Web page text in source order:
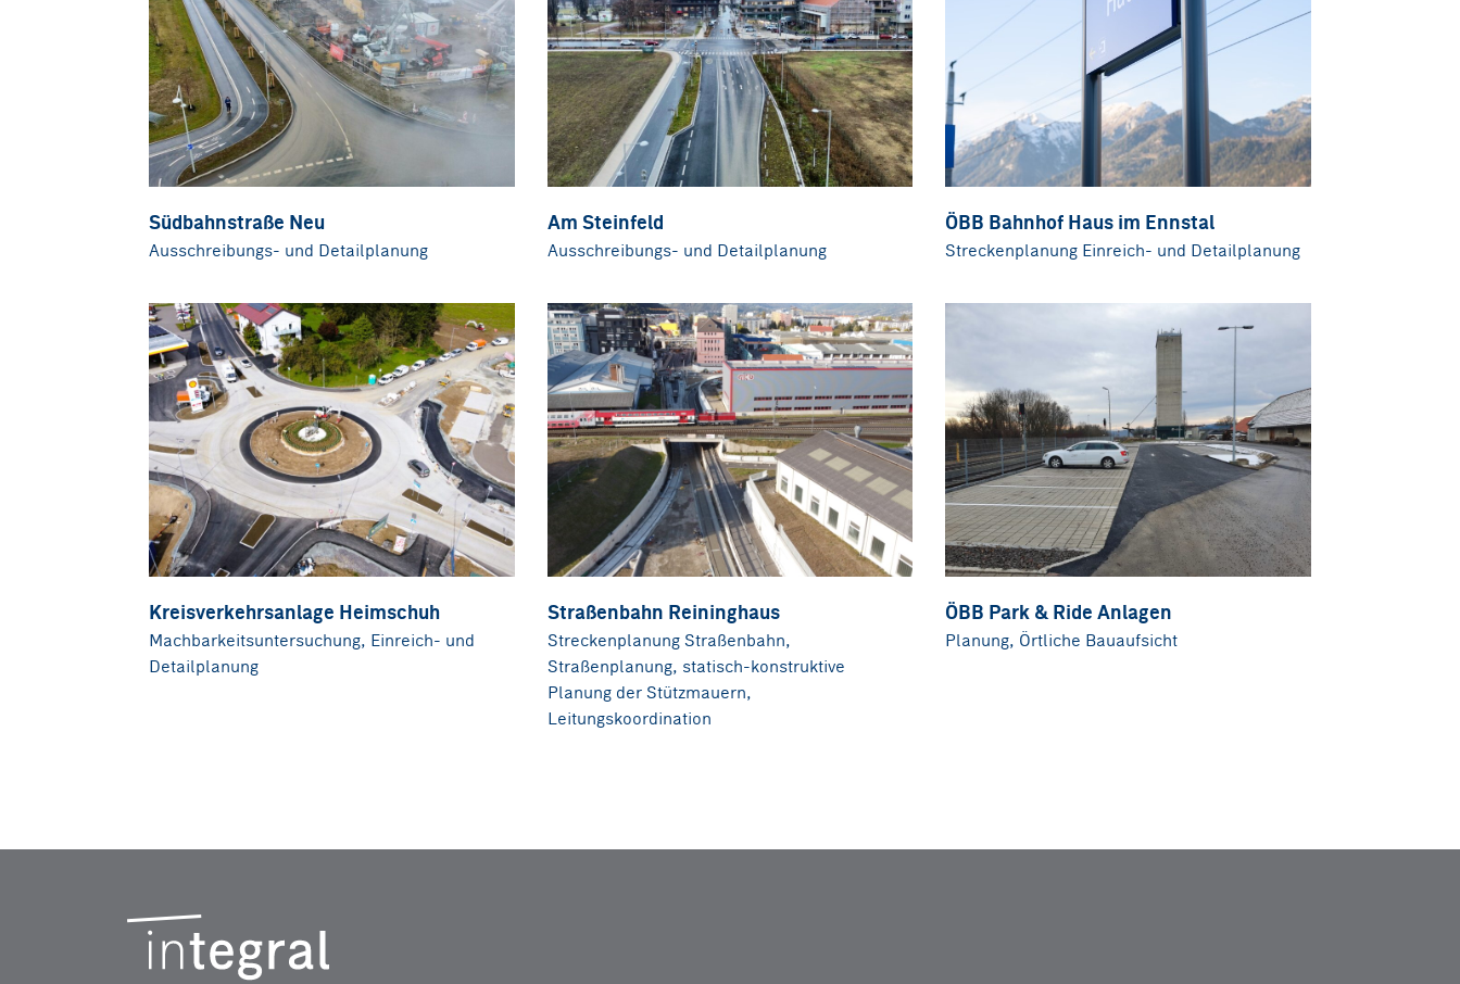
Südbahnstraße Neu
Ausschreibungs- und Detailplanung
Am Steinfeld
Ausschreibungs- und Detailplanung
ÖBB Bahnhof Haus im Ennstal
Streckenplanung Einreich- und Detailplanung
Kreisverkehrsanlage Heimschuh
Machbarkeitsuntersuchung, Einreich- und
Detailplanung
Straßenbahn Reininghaus
Streckenplanung Straßenbahn,
Straßenplanung, statisch-konstruktive
Planung der Stützmauern,
Leitungskoordination
ÖBB Park & Ride Anlagen
Planung, Örtliche Bauaufsicht